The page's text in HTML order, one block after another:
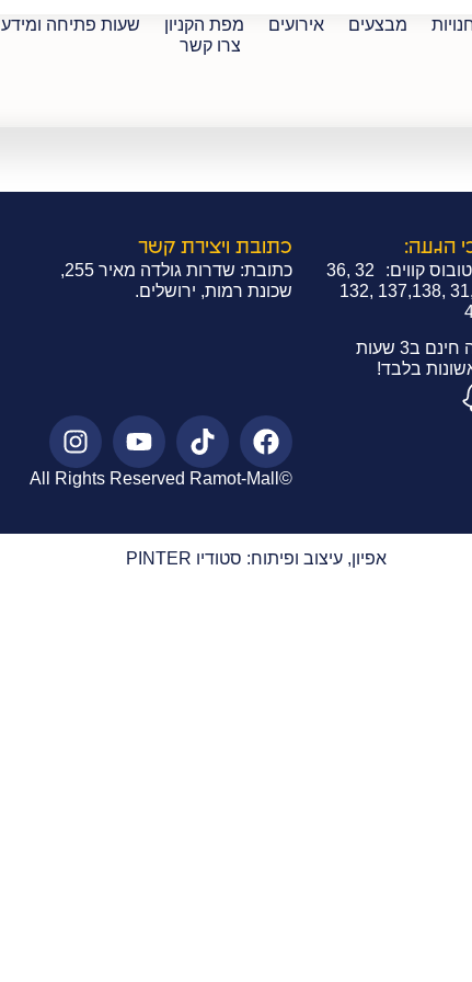
מבצעים אירועים מפת הקניון שעות פתיחה ומידע
צרו קשר
הגעה:
באוטובוס קווים: 32 ,36
,31,72 ,137,138 ,132
חניה חינם ב3 שעות
בלבד!
כתובת ויצירת קשר
כתובת: שדרות גולדה מאיר 255,
שכונת רמות, ירושלים.
©All Rights Reserved Ramot-Mall
אפיון, עיצוב ופיתוח: סטודיו PINTER